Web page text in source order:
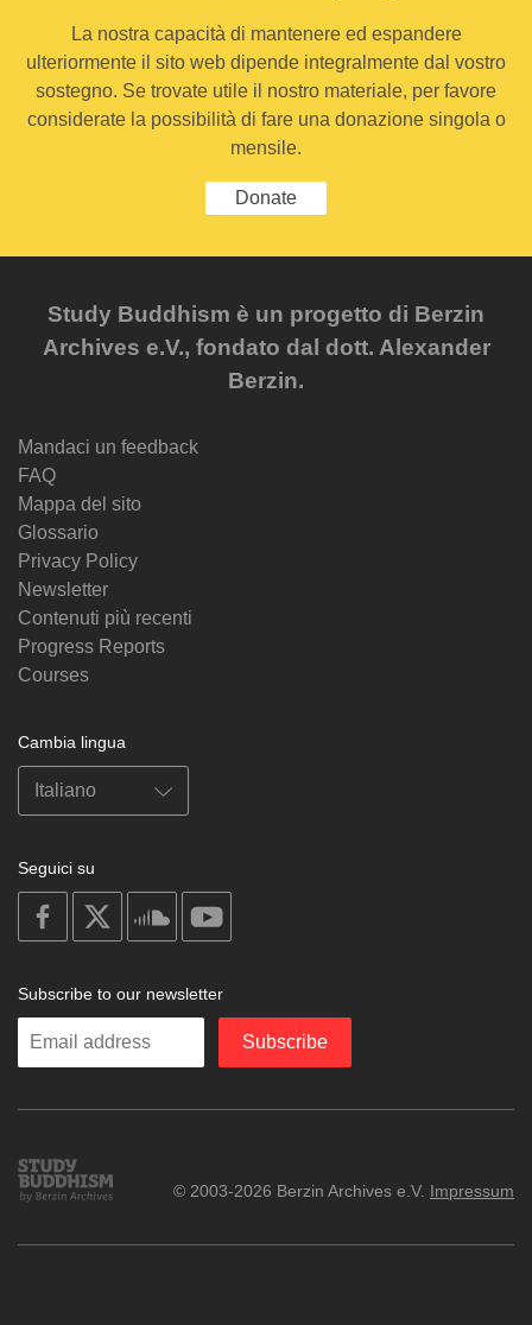
La nostra capacità di mantenere ed espandere
ulteriormente il sito web dipende integralmente dal vostro
sostegno. Se trovate utile il nostro materiale, per favore
considerate la possibilità di fare una donazione singola o
mensile.
Donate
Study Buddhism è un progetto di Berzin
Archives e.V., fondato dal dott. Alexander
Berzin.
Mandaci un feedback
FAQ
Mappa del sito
Glossario
Privacy Policy
Newsletter
Contenuti più recenti
Progress Reports
Courses
Cambia lingua
Seguici su
on
facebook
soundcloud
Subscribe to our newsletter
Enter
Subscribe
Study
Buddhism
© 2003-2026 Berzin Archives e.V. Impressum